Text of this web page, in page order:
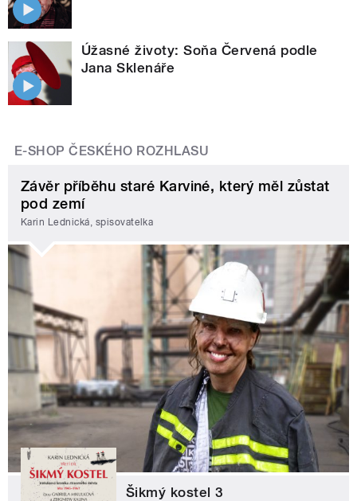
Úžasné životy: Soňa Červená podle
Jana Sklenáře
E-SHOP ČESKÉHO ROZHLASU
Závěr příběhu staré Karviné, který měl zůstat
pod zemí
Karin Lednická, spisovatelka
Šikmý kostel 3